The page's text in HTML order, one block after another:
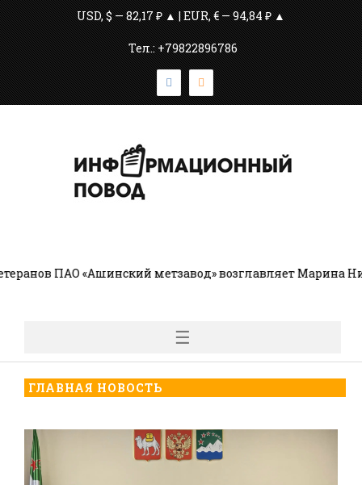
USD, $ — 82,17 ₽ ▲ | EUR, € — 94,84 ₽ ▲
Тел.: +79822896786
возглавляет Марина Николаевна Чернятьева
☰
ГЛАВНАЯ НОВОСТЬ